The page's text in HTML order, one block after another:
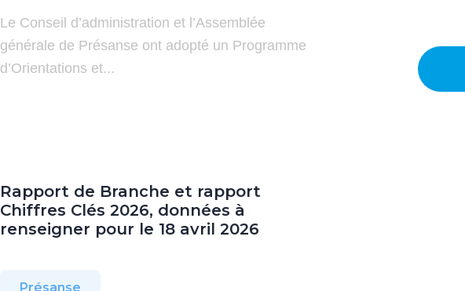
Le Conseil d’administration et l’Assemblée
générale de Présanse ont adopté un Programme
d’Orientations et...
Rapport de Branche et rapport
Chiffres Clés 2026, données à
renseigner pour le 18 avril 2026
Présanse